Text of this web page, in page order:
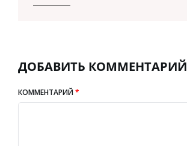
ДОБАВИТЬ КОММЕНТАРИЙ
КОММЕНТАРИЙ*